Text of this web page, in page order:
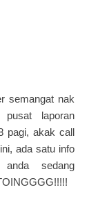
semangat nak
pusat laporan
pagi, akak call
ada satu info
sedang